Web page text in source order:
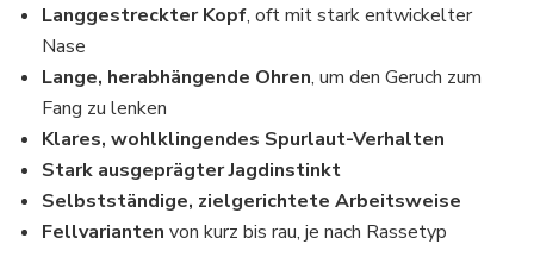
Langgestreckter Kopf, oft mit stark entwickelter
Nase
Lange, herabhängende Ohren, um den Geruch zum
Fang zu lenken
Klares, wohlklingendes Spurlaut-Verhalten
Stark ausgeprägter Jagdinstinkt
Selbstständige, zielgerichtete Arbeitsweise
Fellvarianten von kurz bis rau, je nach Rassetyp